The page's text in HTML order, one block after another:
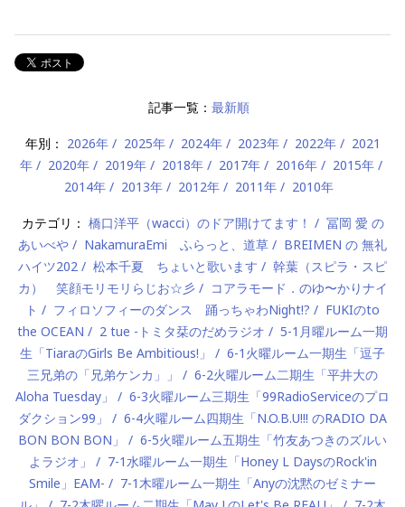
記事一覧： 最新順
年別： 2026年 2025年 2024年 2023年 2022年
2021
年
2020年 2019年 2018年 2017年 2016年
2015年
2014年
2013年 2012年 2011年 2010年
カテゴリ： 橋口洋平（wacci）のドア開けてます！
冨岡 愛 の
あいべや
NakamuraEmi ふらっと、道草
BREIMEN の 無礼
ハイツ202
松本千夏 ちょいと歌います
幹葉（スピラ・スピ
カ） 笑顔モリモリらじお☆彡
コアラモード．のゆ〜かりナイ
ト
フィロソフィーのダンス 踊っちゃわNight!?
FUKIのto
the OCEAN
2 tue -トミタ栞のだめラジオ
5-1月曜ルーム一期
生「TiaraのGirls Be Ambitious!」
6-1火曜ルーム一期生「逗子
三兄弟の「兄弟ケンカ」」
6-2火曜ルーム二期生「平井大の
Aloha Tuesday」
6-3火曜ルーム三期生「99RadioServiceのプロ
ダクション99」
6-4火曜ルーム四期生「N.O.B.U!!! のRADIO DA
BON BON BON」
6-5火曜ルーム五期生「竹友あつきのズルい
よラジオ」
7-1水曜ルーム一期生「Honey L DaysのRock'in
Smile」EAM-
7-1木曜ルーム一期生「Anyの沈黙のゼミナー